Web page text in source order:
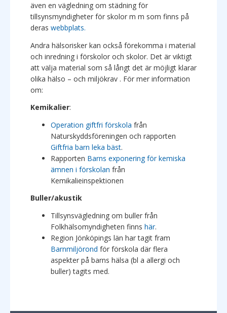
även en vägledning om städning för
tillsynsmyndigheter för skolor m m som finns på
deras webbplats.
Andra hälsorisker kan också förekomma i material
och inredning i förskolor och skolor. Det är viktigt
att välja material som så långt det är möjligt klarar
olika hälso – och miljökrav . För mer information
om:
Kemikalier:
Operation giftfri förskola från
Naturskyddsföreningen och rapporten
Giftfria barn leka bäst.
Rapporten Barns exponering för kemiska
ämnen i förskolan från
Kemikalieinspektionen
Buller/akustik
Tillsynsvägledning om buller från
Folkhälsomyndigheten finns här.
Region Jönköpings län har tagit fram
Barnmiljörond för förskola där flera
aspekter på barns hälsa (bl a allergi och
buller) tagits med.